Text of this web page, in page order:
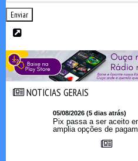
Enviar
NOTICIAS GERAIS
05/08/2026 (5 dias atrás)
Pix passa a ser aceito
amplia opções de